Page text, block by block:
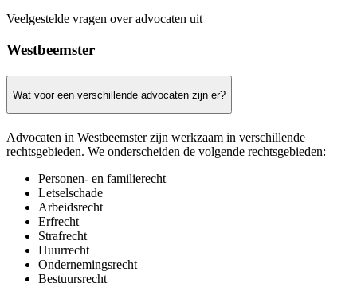
Veelgestelde vragen over advocaten uit
Westbeemster
Wat voor een verschillende advocaten zijn er?
Advocaten in Westbeemster zijn werkzaam in verschillende
rechtsgebieden. We onderscheiden de volgende rechtsgebieden:
Personen- en familierecht
Letselschade
Arbeidsrecht
Erfrecht
Strafrecht
Huurrecht
Ondernemingsrecht
Bestuursrecht